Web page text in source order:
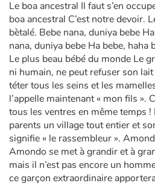
Le boa ancestral Il faut s’en
boa ancestral C’est notre devoir.
bètalé. Bebe nana, duniya bebe
nana, duniya bebe Ha bebe, haha
Le plus beau bébé du monde Le
ni humain, ne peut refuser son
téter tous les seins et les
l’appelle maintenant « mon fils ».
tous les ventres en même temps !
parents un village tout entier et
signifie « le rassembleur ».
Amondo se met à grandir et à
mais il n’est pas encore un
ce garçon extraordinaire